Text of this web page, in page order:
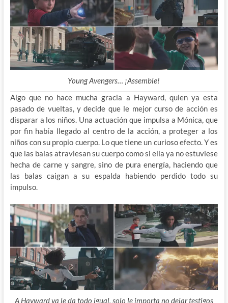
Young Avengers… ¡Assemble!
Algo que no hace mucha gracia a Hayward, quien ya esta
pasado de vueltas, y decide que le mejor curso de acción es
disparar a los niños. Una actuación que impulsa a Mónica, que
por fin había llegado al centro de la acción, a proteger a los
niños con su propio cuerpo. Lo que tiene un curioso efecto. Y es
que las balas atraviesan su cuerpo como si ella ya no estuviese
hecha de carne y sangre, sino de pura energía, haciendo que
las balas caigan a su espalda habiendo perdido todo su
impulso.
A Hayward ya le da todo igual, solo le importa no dejar testigos